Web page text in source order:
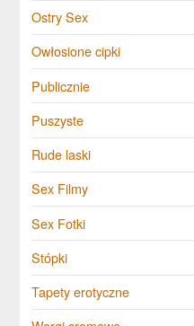
Ostry Sex
Owłosione cipki
Publicznie
Puszyste
Rude laski
Sex Filmy
Sex Fotki
Stópki
Tapety erotyczne